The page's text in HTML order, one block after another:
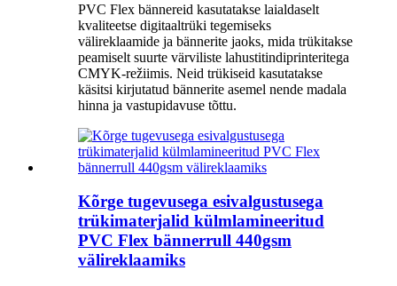
PVC Flex bännereid kasutatakse laialdaselt
kvaliteetse digitaaltrüki tegemiseks
välireklaamide ja bännerite jaoks, mida trükitakse
peamiselt suurte värviliste lahustitindiprinteritega
CMYK-režiimis. Neid trükiseid kasutatakse
käsitsi kirjutatud bännerite asemel nende madala
hinna ja vastupidavuse tõttu.
Kõrge tugevusega esivalgustusega
trükimaterjalid külmlamineeritud
PVC Flex bännerrull 440gsm
välireklaamiks